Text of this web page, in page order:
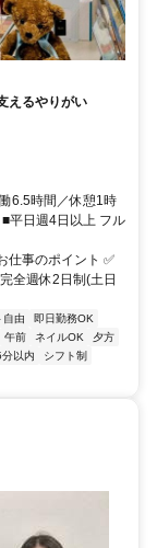
えるやりがい
6.5時間／休憩1時
平日週4日以上 フル
事のポイント ✅
全週休2日制(土日
自由
即日勤務OK
午前 ネイルOK
夕方
以内
シフト制